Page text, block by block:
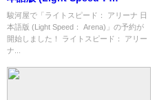
Arena)」の概略と予約購入可能
なショップ紹介！
駿河屋で「ライトスピード： アリーナ 日
本語版 (Light Speed： Arena)」の予約が
開始しました！ ライトスピード： アリー
ナ...